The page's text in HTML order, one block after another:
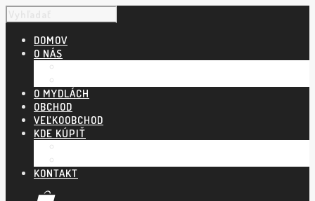
DOMOV
O NÁS
O MYDLÁCH
OBCHOD
VEĽKOOBCHOD
KDE KÚPIŤ
KONTAKT